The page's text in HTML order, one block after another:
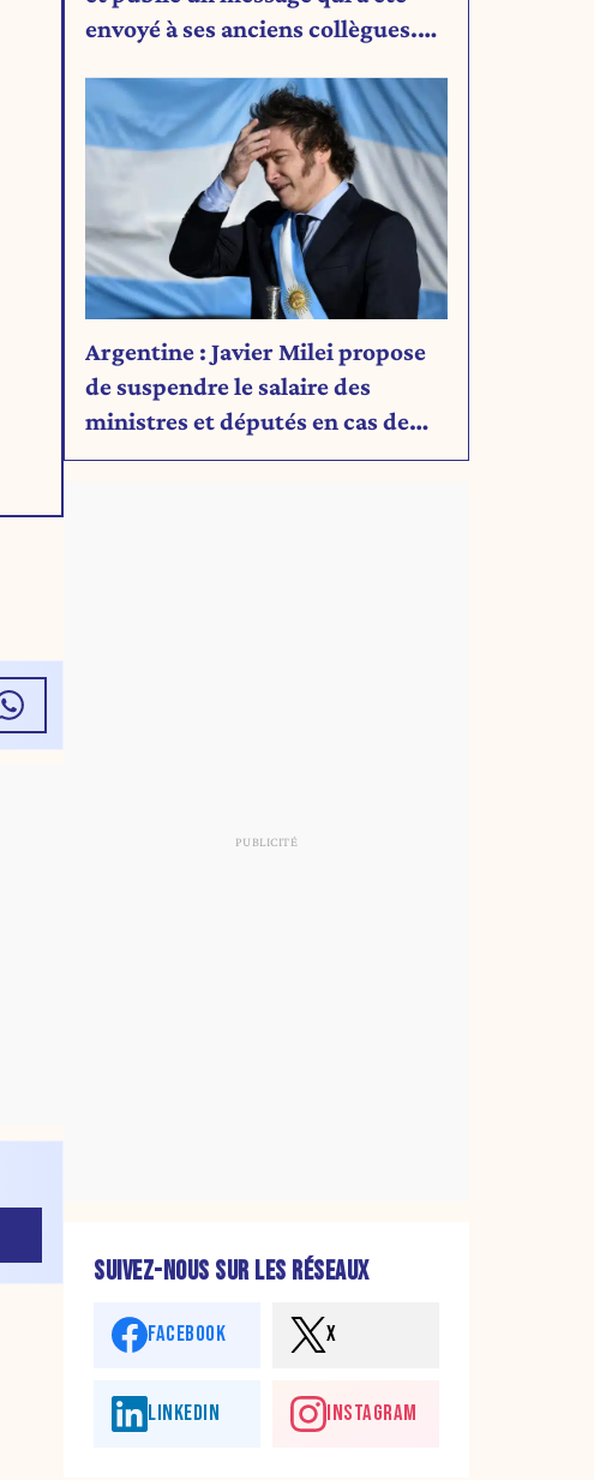
envoyé à ses anciens collègues.
Argentine : Javier Milei propose
de suspendre le salaire des
ministres et députés en cas de
déficit budgétaire
SUIVEZ-NOUS SUR LES RÉSEAUX
FACEBOOK X
LINKEDIN INSTAGRAM